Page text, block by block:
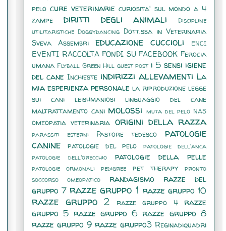
pelo cure veterinarie curiosita' sul mondo a 4
zampe
diritti degli animali
Discipline
utilitaristiche Doggydancing Dott.ssa in Veterinaria
Sveva Assembri
educazione cuccioli ENCI
EVENTI RACCOLTA FONDI SU FACEBOOK Ferocia
umana Flyball Green Hill guest post i 5 sensi igiene
del cane Inchieste indirizzi allevamenti La
mia esperienza personale la riproduzione legge
sui cani
leishmaniosi
linguaggio del cane
maltrattamento cani molossi muta del pelo NAS
omeopatia veterinaria origini della razza
parassiti esterni Pastore tedesco
patologie
canine
patologie del pelo
patologie dell'anca
patologie dell'orecchio
patologie della pelle
patologie ormonali pedigree pet therapy
pronto
soccorso omeopatico
randagismo
razze del
gruppo 7 razze gruppo 1 razze gruppo 10
razze gruppo 2 razze gruppo 4
razze
gruppo 5 razze gruppo 6 razze gruppo 8
razze gruppo 9 razze gruppo3 Reginadiquadri